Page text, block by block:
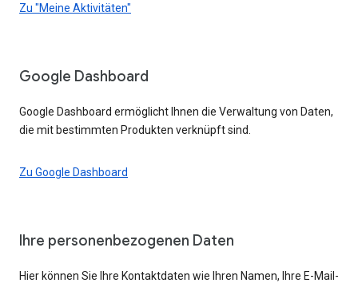
Zu "Meine Aktivitäten"
Google Dashboard
Google Dashboard ermöglicht Ihnen die Verwaltung von Daten,
die mit bestimmten Produkten verknüpft sind.
Zu Google Dashboard
Ihre personenbezogenen Daten
Hier können Sie Ihre Kontaktdaten wie Ihren Namen, Ihre E-Mail-